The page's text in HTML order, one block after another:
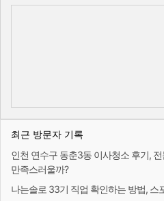
최근 방문자 기록
인천 연수구 동춘3동 이사청소 후기,
만족스러울까?
나는솔로 33기 직업 확인하는 방법, 스